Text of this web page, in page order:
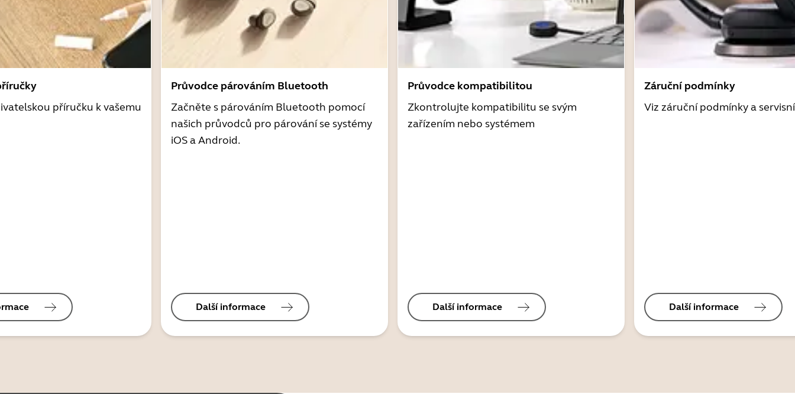
příručku k vašemu
Průvodce párováním Bluetooth
Začněte s párováním Bluetooth pomocí
našich průvodců pro párování se systémy
iOS a Android.
Další informace
Průvodce kompatibilitou
Zkontrolujte kompatibilitu se svým
zařízením nebo systémem
Další informace
Záruční podmínky
Viz záruční podmínky a
Další informace